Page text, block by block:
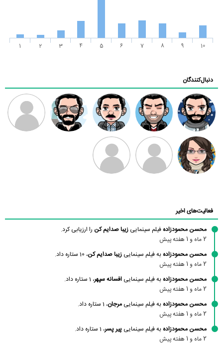
1 2 3 4 5 6 7 8 9 10
دنبال‌کنندگان
راد شهبازی دارا علی فیلم بین
فعالیت‌های اخیر
محسن محمودزاده فیلم سینمایی زیبا صدایم کن را ارزیابی کرد.
2 ماه و 1 هفته پیش
محسن محمودزاده به فیلم سینمایی زیبا صدایم کن، 10 ستاره داد.
2 ماه و 1 هفته پیش
محسن محمودزاده به فیلم سینمایی افسانه سپهر، 1 ستاره داد.
2 ماه و 1 هفته پیش
محسن محمودزاده به فیلم سینمایی مرجان، 1 ستاره داد.
2 ماه و 1 هفته پیش
محسن محمودزاده به فیلم سینمایی پیر پسر، 1 ستاره داد.
2 ماه و 1 هفته پیش